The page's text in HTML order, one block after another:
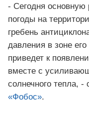
- Сегодня
погоды на
гребень
давления в зоне
приведет к
вместе с
солнечного тепла, -
«Фобос».